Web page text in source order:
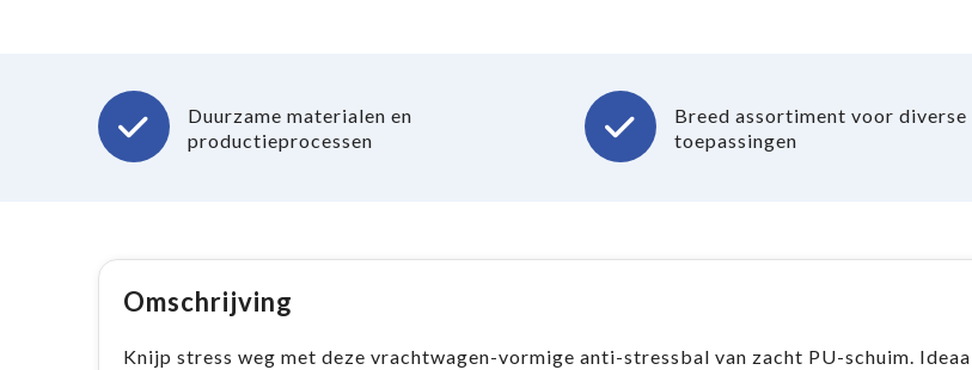
Duurzame materialen en
productieprocessen
Breed assortiment voor diverse
toepassingen
Omschrijving
Knijp stress weg met deze vrachtwagen-vormige anti-stressbal van zacht PU-schuim.